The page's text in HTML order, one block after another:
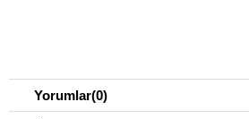
Yorumlar(0)